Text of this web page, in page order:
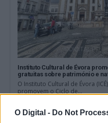
O Digital - Do Not
Instituto Cultural de Évora
gratuitas sobre património e
O Instituto Cultural de Évora
promovem o Ciclo de...